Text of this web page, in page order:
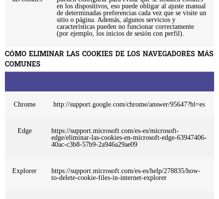
en los dispositivos, eso puede obligar al ajuste manual
de determinadas preferencias cada vez que se visite un
sitio o página. Además, algunos servicios y
características pueden no funcionar correctamente
(por ejemplo, los inicios de sesión con perfil).
CÓMO ELIMINAR LAS COOKIES DE LOS NAVEGADORES MÁS
COMUNES
Chrome http://support.google.com/chrome/answer/95647?hl=es
Edge
https://support.microsoft.com/es-es/microsoft-
edge/eliminar-las-cookies-en-microsoft-edge-63947406-
40ac-c3b8-57b9-2a946a29ae09
Explorer
https://support.microsoft.com/es-es/help/278835/how-
to-delete-cookie-files-in-internet-explorer